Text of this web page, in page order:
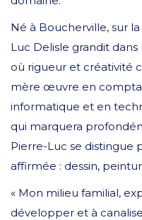
Né à Boucherville, sur
Luc Delisle grandit
où rigueur et créativité
mère œuvre en
informatique et en
qui marquera
Pierre-Luc se distingue
affirmée : dessin,
« Mon milieu familial,
développer et à